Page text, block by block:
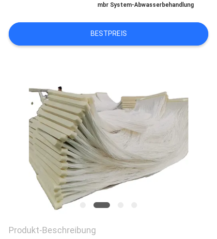
FORDERN
SITEMAP
PRIVACY
POLICY
mbr System-Abwasserbehandlung
BESTPREIS
Produkt-Beschreibung